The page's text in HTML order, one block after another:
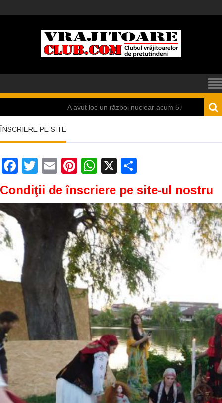
A avut loc un război nuclear acum 5.000 de ani la Mohenjo Daro?
ÎNSCRIERE PE SITE
Facebook
Twitter
EmailPinterest
WhatsApp
X
Condiţii de înscriere pe site-ul nostru